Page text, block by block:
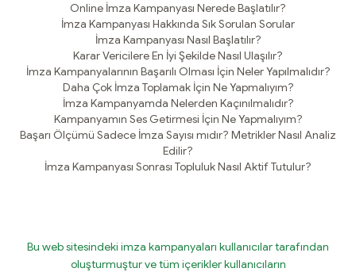
Online İmza Kampanyası Nerede Başlatılır?
İmza Kampanyası Hakkında Sık Sorulan Sorular
İmza Kampanyası Nasıl Başlatılır?
Karar Vericilere En İyi Şekilde Nasıl Ulaşılır?
İmza Kampanyalarının Başarılı Olması İçin Neler Yapılmalıdır?
Daha Çok İmza Toplamak İçin Ne Yapmalıyım?
İmza Kampanyamda Nelerden Kaçınılmalıdır?
Kampanyamın Ses Getirmesi İçin Ne Yapmalıyım?
Başarı Ölçümü Sadece İmza Sayısı mıdır? Metrikler Nasıl Analiz
Edilir?
İmza Kampanyası Sonrası Topluluk Nasıl Aktif Tutulur?
Bu web sitesindeki imza kampanyaları kullanıcılar tarafından
oluşturmuştur ve tüm içerikler kullanıcıların